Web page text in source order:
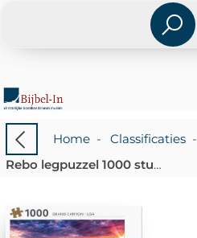
Home- Classificaties-
Rebo legpuzzel 1000 stukjes - Grand Canyon USA